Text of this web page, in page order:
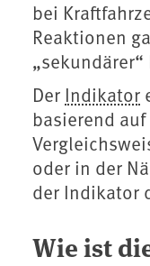
bei
Reaktionen
Der Indikator
basierend
oder in der
der Indikator
Wie ist